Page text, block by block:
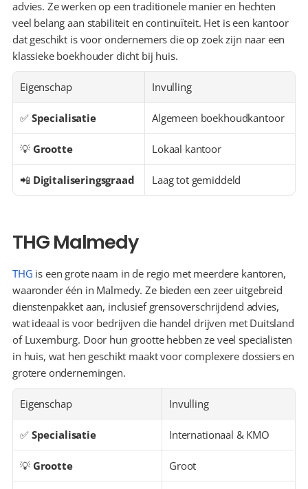
advies. Ze werken op een traditionele manier en hechten
veel belang aan stabiliteit en continuïteit. Het is een kantoor
dat geschikt is voor ondernemers die op zoek zijn naar een
klassieke boekhouder dicht bij huis.
Eigenschap Invulling
✅ Specialisatie Algemeen boekhoudkantoor
💡 Grootte Lokaal kantoor
📲 Digitaliseringsgraad Laag tot gemiddeld
THG Malmedy
THG is een grote naam in de regio met meerdere kantoren,
waaronder één in Malmedy. Ze bieden een zeer uitgebreid
dienstenpakket aan, inclusief grensoverschrijdend advies,
wat ideaal is voor bedrijven die handel drijven met Duitsland
of Luxemburg. Door hun grootte hebben ze veel specialisten
in huis, wat hen geschikt maakt voor complexere dossiers en
grotere ondernemingen.
Eigenschap Invulling
✅ Specialisatie Internationaal & KMO
💡 Grootte Groot